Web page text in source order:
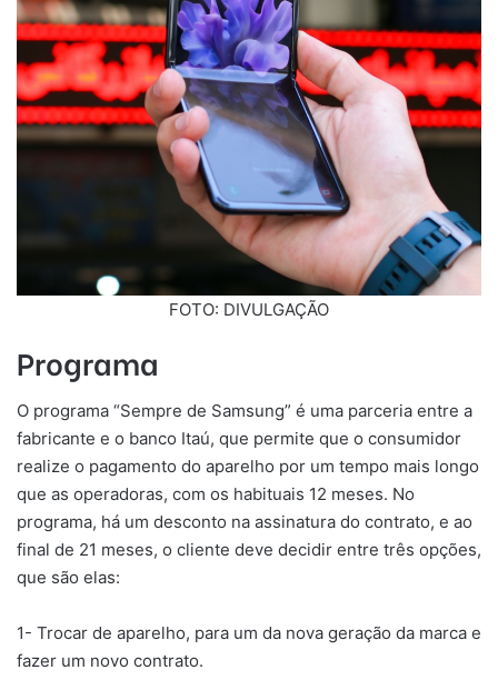
FOTO: DIVULGAÇÃO
Programa
O programa “Sempre de Samsung” é uma parceria entre a
fabricante e o banco Itaú, que permite que o consumidor
realize o pagamento do aparelho por um tempo mais longo
que as operadoras, com os habituais 12 meses. No
programa, há um desconto na assinatura do contrato, e ao
final de 21 meses, o cliente deve decidir entre três opções,
que são elas:
1- Trocar de aparelho, para um da nova geração da marca e
fazer um novo contrato.